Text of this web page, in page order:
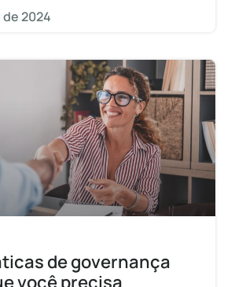
2024
de governança
você precisa